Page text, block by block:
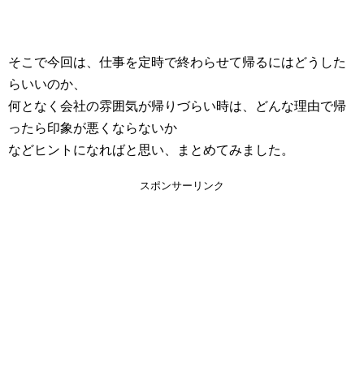
そこで今回は、仕事を定時で終わらせて帰るにはどうした
らいいのか、
何となく会社の雰囲気が帰りづらい時は、どんな理由で帰
ったら印象が悪くならないか
などヒントになればと思い、まとめてみました。
スポンサーリンク